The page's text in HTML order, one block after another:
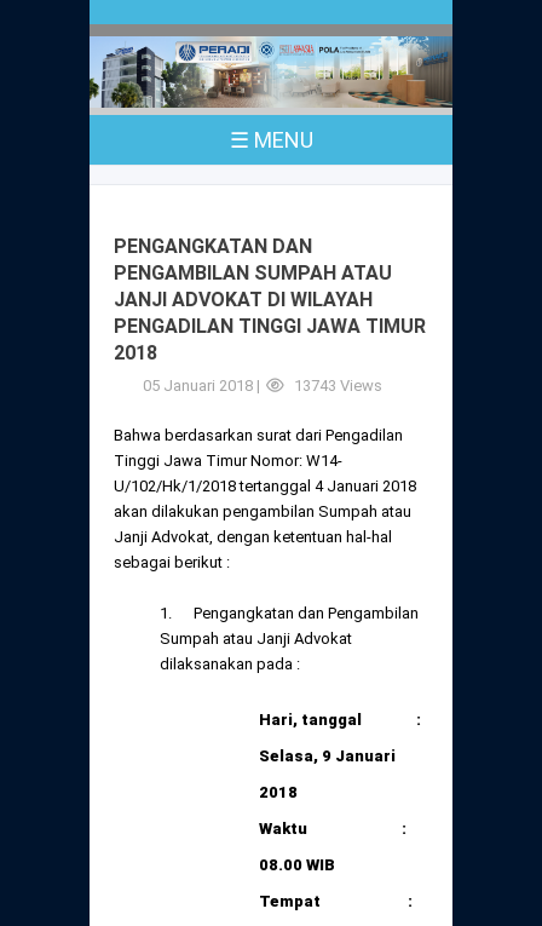
☰ MENU
Sejarah
Pusat Bantuan Hukum
Peraturan
Anggaran Dasar
Peraturan Perpindahan Domisili Anggota
Perubahan Peraturan Perpindahan Domisili
PKPA
UPA
Magang
Pengangkatan & Pengambilan Sumpah
Pengumuman
Dewan Kehormatan
Dewan Kehormatan Pusat
Daftar Perkara Dewan Kehormatan Pusat
Daftar Perkara Dewan Kehormatan Daerah
Komisi Pengawas
Komisi Pengawas Pusat
Komisi Pengawas Daerah
Peraturan Pelaksanaan
Certificate of Good Standing (COGS)
PENGANGKATAN DAN
PENGAMBILAN SUMPAH ATAU
JANJI ADVOKAT DI WILAYAH
PENGADILAN TINGGI JAWA TIMUR
2018
05 Januari 2018 | 13743 Views
Bahwa berdasarkan surat dari Pengadilan
Tinggi Jawa Timur Nomor: W14-
U/102/Hk/1/2018 tertanggal 4 Januari 2018
akan dilakukan pengambilan Sumpah atau
Janji Advokat, dengan ketentuan hal-hal
sebagai berikut :
1. Pengangkatan dan Pengambilan
Sumpah atau Janji Advokat
dilaksanakan pada :
Hari, tanggal :
Selasa, 9 Januari
2018
Waktu :
08.00 WIB
Tempat :